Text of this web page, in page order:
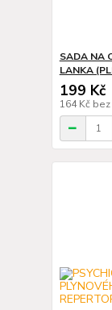
SADA NA
LANKA
199 Kč
164 Kč bez